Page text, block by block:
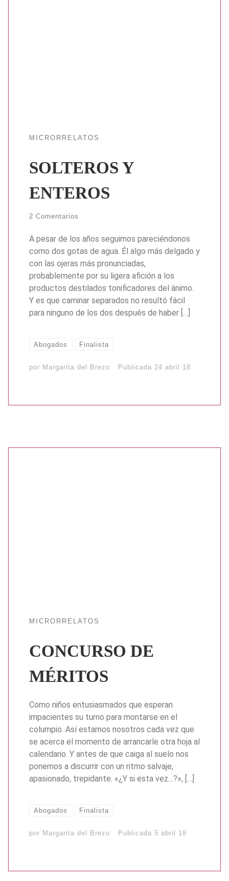
MICRORRELATOS
SOLTEROS Y
ENTEROS
2 Comentarios
A pesar de los años seguimos pareciéndonos
como dos gotas de agua. Él algo más delgado y
con las ojeras más pronunciadas,
probablemente por su ligera afición a los
productos destilados tonificadores del ánimo.
Y es que caminar separados no resultó fácil
para ninguno de los dos después de haber […]
Abogados Finalista
por Margarita del Brezo Publicada 24 abril 18
MICRORRELATOS
CONCURSO DE
MÉRITOS
Como niños entusiasmados que esperan
impacientes su turno para montarse en el
columpio. Así estamos nosotros cada vez que
se acerca el momento de arrancarle otra hoja al
calendario. Y antes de que caiga al suelo nos
ponemos a discurrir con un ritmo salvaje,
apasionado, trepidante. «¿Y si esta vez…?», […]
Abogados Finalista
por Margarita del Brezo Publicada 5 abril 18